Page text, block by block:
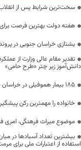
سخت‌ترین شرایط پس از
هفته دولت بهترین فرصت
یشتازی خراسان جنوبی در
دانش‌آموز زیر چتر «طرح حامی»
۱۸۵ بیمار هموفیلی در خراسان جنوبی تحت پوشش خدمات بیمه سلامت قرار دارند
خانواده را مهمترین رکن
موضوع میراث فرهنگی، امری
بیشترین تعداد آسبادها در
استفاده از اعتبارات ملی برای